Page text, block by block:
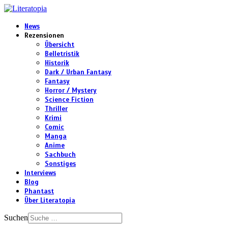
News
Rezensionen
Übersicht
Belletristik
Historik
Dark / Urban Fantasy
Fantasy
Horror / Mystery
Science Fiction
Thriller
Krimi
Comic
Manga
Anime
Sachbuch
Sonstiges
Interviews
Blog
Phantast
Über Literatopia
Suchen